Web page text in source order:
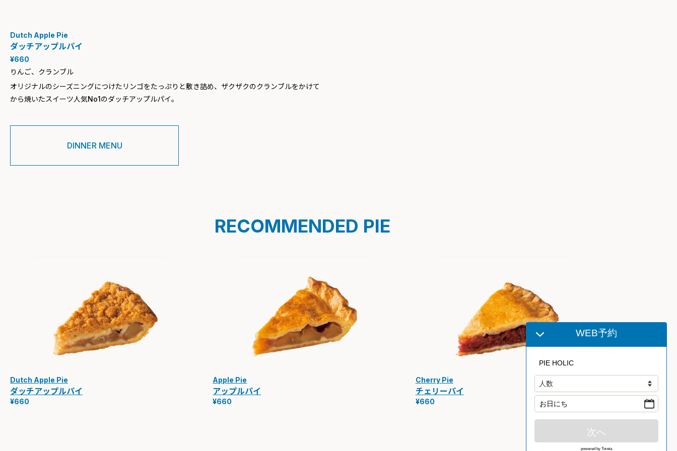
Dutch Apple Pie
ダッチアップルパイ
¥660
りんご、クランブル
オリジナルのシーズニングにつけたリンゴをたっぷりと敷き詰め、ザクザクのクランブルをかけて
から焼いたスイーツ人気No1のダッチアップルパイ。
DINNER MENU
RECOMMENDED PIE
Dutch Apple Pie
ダッチアップルパイ
¥660
Apple Pie
アップルパイ
¥660
Cherry Pie
チェリーパイ
¥660
WEB予約
PIE HOLIC
お日にち
次へ
powered by Toreta